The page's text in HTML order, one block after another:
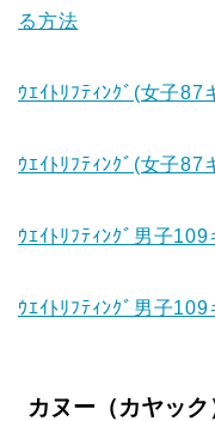
る方法
ｳｴｲﾄﾘﾌﾃｨﾝｸﾞ(女子
ｳｴｲﾄﾘﾌﾃｨﾝｸﾞ(女子87
ｳｴｲﾄﾘﾌﾃｨﾝｸﾞ男子
ｳｴｲﾄﾘﾌﾃｨﾝｸﾞ男子
カヌー（カヤック